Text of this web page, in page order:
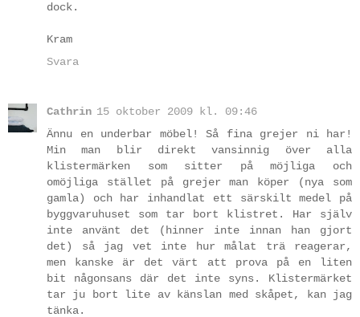
dock.
Kram
Svara
Cathrin 15 oktober 2009 kl. 09:46
Ännu en underbar möbel! Så fina grejer ni har!
Min man blir direkt vansinnig över alla
klistermärken som sitter på möjliga och
omöjliga stället på grejer man köper (nya som
gamla) och har inhandlat ett särskilt medel på
byggvaruhuset som tar bort klistret. Har själv
inte använt det (hinner inte innan han gjort
det) så jag vet inte hur målat trä reagerar,
men kanske är det värt att prova på en liten
bit någonsans där det inte syns. Klistermärket
tar ju bort lite av känslan med skåpet, kan jag
tänka.